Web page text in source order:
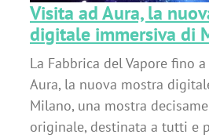
Visita ad Aura, la
digitale immersiva di
La Fabbrica del Vapore fino
Aura, la nuova mostra
Milano, una mostra
originale, destinata a tutti e